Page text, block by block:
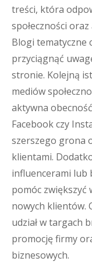
treści, która
społeczności
Blogi tematyczne
przyciągnąć
stronie. Kolejną
mediów
aktywna
Facebook czy
szerszego grona
klientami.
influencerami lub
pomóc zwiększyć
nowych klientów.
udział w targach
promocję firmy
biznesowych.